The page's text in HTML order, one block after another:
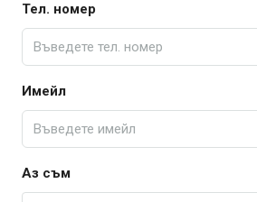
Тел. номер
Имейл
Аз съм